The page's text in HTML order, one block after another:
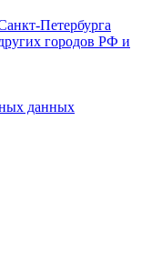
Петербурга
городов РФ и
данных